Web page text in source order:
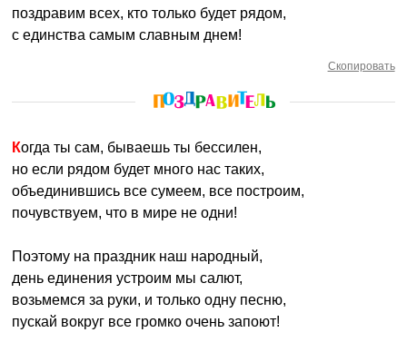
поздравим всех, кто только будет рядом,
с единства самым славным днем!
Скопировать
Когда ты сам, бываешь ты бессилен,
но если рядом будет много нас таких,
объединившись все сумеем, все построим,
почувствуем, что в мире не одни!
Поэтому на праздник наш народный,
день единения устроим мы салют,
возьмемся за руки, и только одну песню,
пускай вокруг все громко очень запоют!